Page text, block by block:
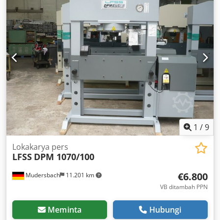
1 /9
Mudersbach 11.201 km
Lokakarya pers
LFSS DPM 1070/100
€6.800
VB ditambah PPN
Meminta Hubungi